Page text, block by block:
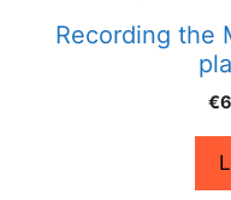
Recording the
€